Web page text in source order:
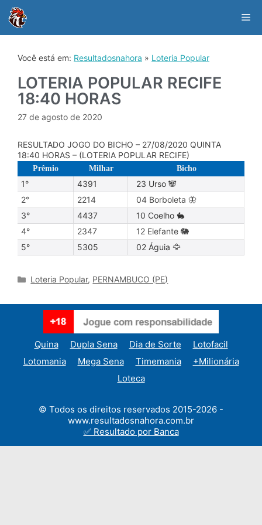
content
Você está em: Resultadosnahora » Loteria Popular
LOTERIA POPULAR RECIFE
18:40 HORAS
27 de agosto de 2020
RESULTADO JOGO DO BICHO – 27/08/2020 QUINTA
18:40 HORAS – (LOTERIA POPULAR RECIFE)
Prêmio Milhar Bicho
1° 4391
23 Urso 🐼
2°
2214
04 Borboleta 🦋
3°
4437
10 Coelho 🐇
4°
2347
12 Elefante 🐘
5°
5305 02 Águia 🦅
Categories
Loteria Popular, PERNAMBUCO (PE)
Quina Dupla Sena Dia de Sorte
Lotofacil
Lotomania
Mega Sena Timemania
+Milionária
Loteca
© Todos os direitos reservados 2015-2026 -
www.resultadosnahora.com.br
✅ Resultado por Banca